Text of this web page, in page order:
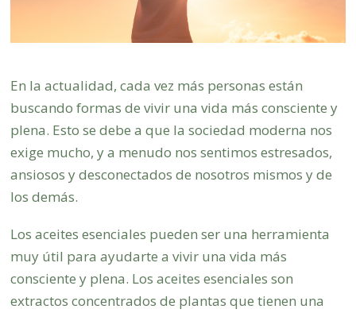
En la actualidad, cada vez más personas están
buscando formas de vivir una vida más consciente y
plena. Esto se debe a que la sociedad moderna nos
exige mucho, y a menudo nos sentimos estresados,
ansiosos y desconectados de nosotros mismos y de
los demás.
Los aceites esenciales pueden ser una herramienta
muy útil para ayudarte a vivir una vida más
consciente y plena. Los aceites esenciales son
extractos concentrados de plantas que tienen una